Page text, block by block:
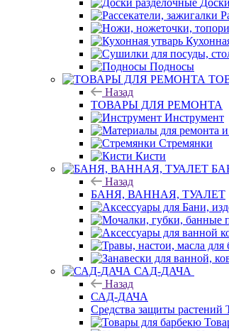
Подносы
Назад
ТОВАРЫ ДЛЯ РЕМОНТА
Инструмент
Стремянки
Кисти
Назад
БАНЯ, ВАННАЯ, ТУАЛЕТ
САД-ДАЧА
Назад
САД-ДАЧА
Средства защиты